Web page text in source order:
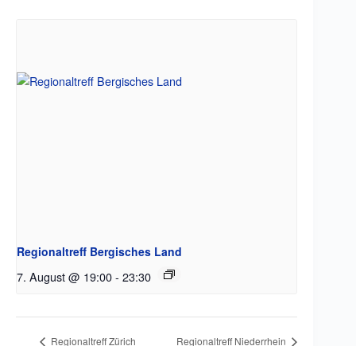
Regionaltreff Bergisches Land
7. August @ 19:00- 23:30
Regionaltreff Zürich Regionaltreff Niederrhein